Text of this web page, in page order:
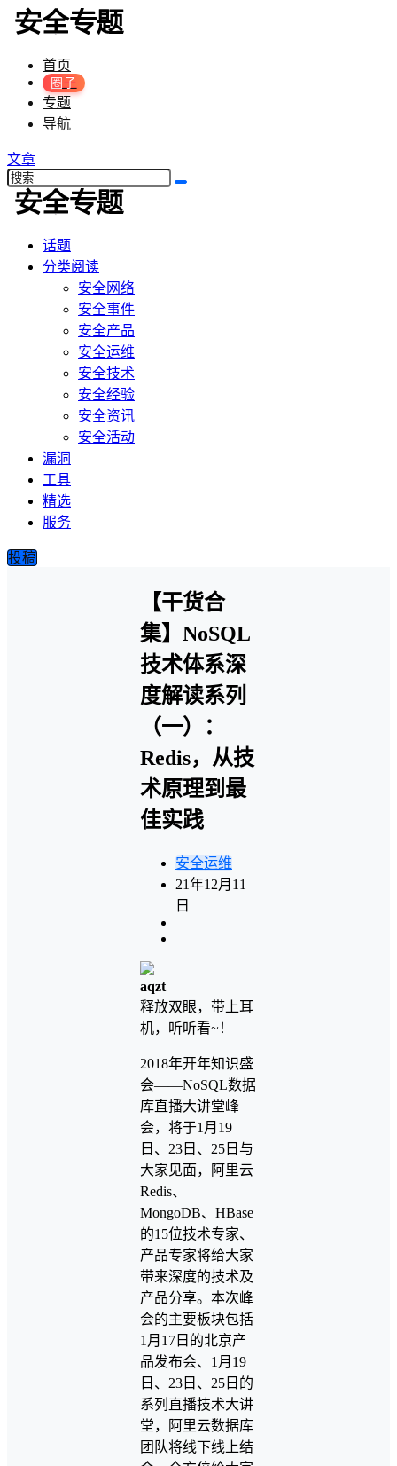
首页
圈子
专题
导航
文章
话题
分类阅读
安全网络
安全事件
安全产品
安全运维
安全技术
安全经验
安全资讯
安全活动
漏洞
工具
精选
服务
投稿
【干货合
集】NoSQL
技术体系深
度解读系列
（一）：
Redis，从技
术原理到最
佳实践
安全运维
21年12月11
日
aqzt
释放双眼，带上耳
机，听听看~！
2018年开年知识盛
会——NoSQL数据
库直播大讲堂峰
会，将于1月19
日、23日、25日与
大家见面，阿里云
Redis、
MongoDB、HBase
的15位技术专家、
产品专家将给大家
带来深度的技术及
产品分享。本次峰
会的主要板块包括
1月17日的北京产
品发布会、1月19
日、23日、25日的
系列直播技术大讲
堂，阿里云数据库
团队将线下线上结